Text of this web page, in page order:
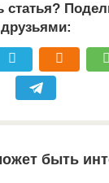
статья?
друзьями:
быть